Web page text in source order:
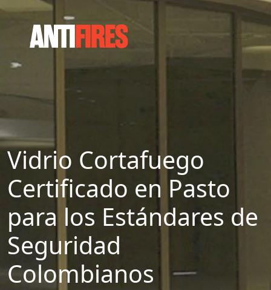
Vidrio Cortafuego
Certificado en Pasto
para los Estándares de
Seguridad
Colombianos